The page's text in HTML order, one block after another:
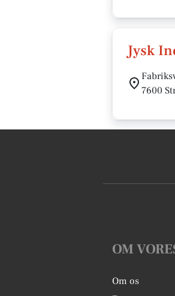
Jysk
7600
OM
Om os